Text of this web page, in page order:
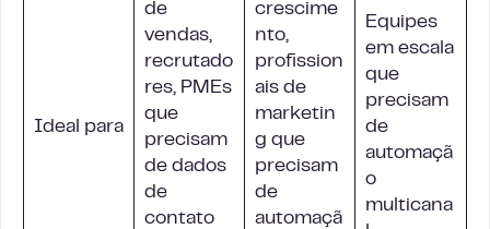
Ideal para
de
vendas,
recrutado
res, PMEs
que
precisam
de dados
de
contato
crescime
nto,
profission
ais de
marketin
g que
precisam
de
automaçã
Equipes
em escala
que
precisam
de
automaçã
o
multicana